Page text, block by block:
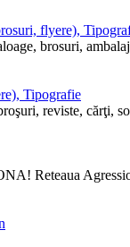
flyere),
brosuri,
Tipografie
reviste, cărţi,
Reteaua